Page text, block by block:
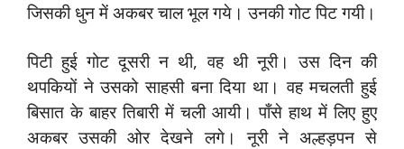
जिसकी धुन में अकबर चाल भूल गये। उनकी गोट पिट गयी।
पिटी हुई गोट दूसरी न थी, वह थी नूरी। उस दिन की
थपकियों ने उसको साहसी बना दिया था। वह मचलती हुई
बिसात के बाहर तिबारी में चली आयी। पाँसे हाथ में लिए हुए
अकबर उसकी ओर देखने लगे। नूरी ने अल्हड़पन से